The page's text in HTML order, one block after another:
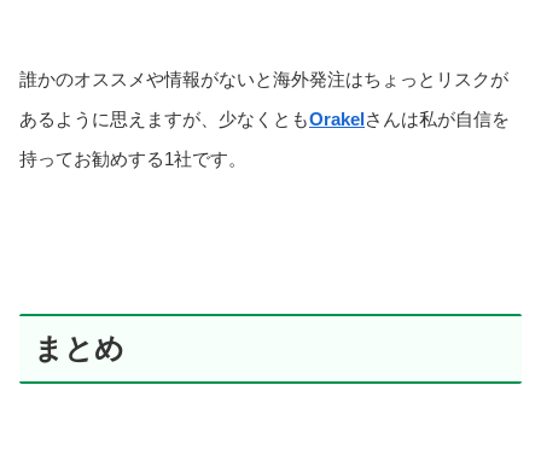
誰かのオススメや情報がないと海外発注はちょっとリスクが
あるように思えますが、少なくともOrakelさんは私が自信を
持ってお勧めする1社です。
まとめ